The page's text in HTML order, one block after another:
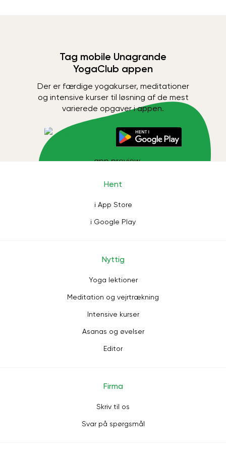
Tag mobile Unagrande
YogaClub appen
Der er færdige yogakurser, meditationer
og intensive kurser til løsning af de mest
varierede opgaver i appen.
Hent
i App Store
i Google Play
Nyttig
Yoga lektioner
Meditation og vejrtrækning
Intensive kurser
Asanas og øvelser
Editor
Firma
Skriv til os
Svar på spørgsmål